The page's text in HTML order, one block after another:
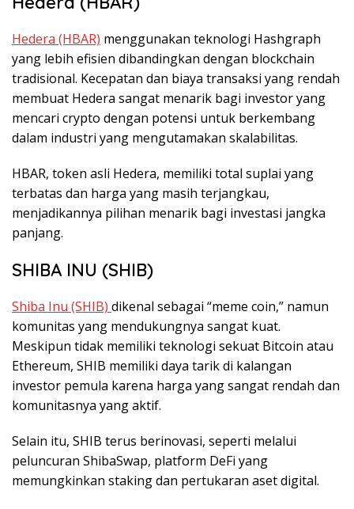
Hedera (HBAR) menggunakan teknologi Hashgraph
yang lebih efisien dibandingkan dengan blockchain
tradisional. Kecepatan dan biaya transaksi yang rendah
membuat Hedera sangat menarik bagi investor yang
mencari crypto dengan potensi untuk berkembang
dalam industri yang mengutamakan skalabilitas.
HBAR, token asli Hedera, memiliki total suplai yang
terbatas dan harga yang masih terjangkau,
menjadikannya pilihan menarik bagi investasi jangka
panjang.
SHIBA INU (SHIB)
Shiba Inu (SHIB) dikenal sebagai “meme coin,” namun
komunitas yang mendukungnya sangat kuat.
Meskipun tidak memiliki teknologi sekuat Bitcoin atau
Ethereum, SHIB memiliki daya tarik di kalangan
investor pemula karena harga yang sangat rendah dan
komunitasnya yang aktif.
Selain itu, SHIB terus berinovasi, seperti melalui
peluncuran ShibaSwap, platform DeFi yang
memungkinkan staking dan pertukaran aset digital.